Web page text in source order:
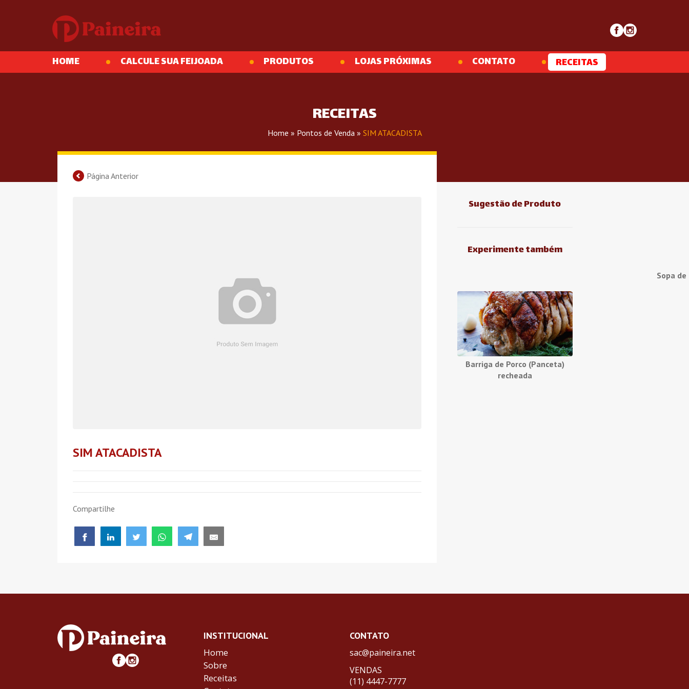
HOME CALCULE SUA FEIJOADA PRODUTOS LOJAS PRÓXIMAS CONTATO RECEITAS
RECEITAS
Home » Pontos de Venda » SIM ATACADISTA
Página Anterior
SIM ATACADISTA
Compartilhe
Sugestão de Produto
Experimente também
Sopa
Barriga de Porco (Panceta)
recheada
INSTITUCIONAL
Home
Sobre
Receitas
CONTATO
sac@paineira.net
VENDAS
(11) 4447-7777